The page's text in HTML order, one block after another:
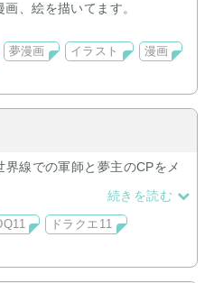
、絵を描いてます。
夢漫画 イラスト
漫画
線での軍師と夢主のCPをメ
、小説内では名前の変換が可
続きを読む
ドラクエ11